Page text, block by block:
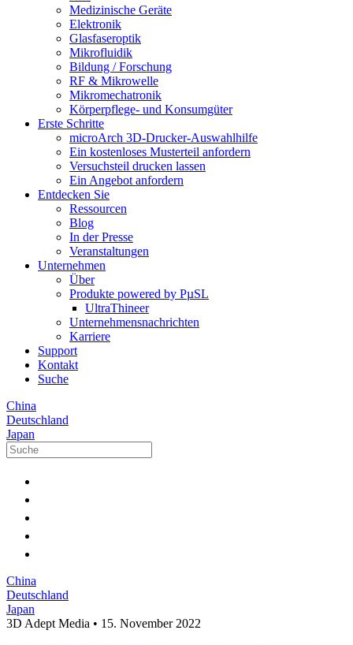
Medizinische Geräte
Elektronik
Glasfaseroptik
Mikrofluidik
Bildung / Forschung
RF & Mikrowelle
Mikromechatronik
Körperpflege- und Konsumgüter
Erste Schritte
microArch 3D-Drucker-Auswahlhilfe
Ein kostenloses Musterteil anfordern
Versuchsteil drucken lassen
Ein Angebot anfordern
Entdecken Sie
Ressourcen
Blog
In der Presse
Veranstaltungen
Unternehmen
Über
Produkte powered by PµSL
UltraThineer
Unternehmensnachrichten
Karriere
Support
Kontakt
Suche
China
Deutschland
Japan
China
Deutschland
Japan
3D Adept Media • 15. November 2022